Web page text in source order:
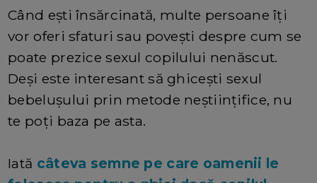
Când ești însărcinată, multe persoane îți
vor oferi sfaturi sau povești despre cum se
poate prezice sexul copilului nenăscut.
Deși este interesant să ghicești sexul
bebelușului prin metode neștiințifice, nu
te poți baza pe asta.
Iată câteva semne pe care oamenii le